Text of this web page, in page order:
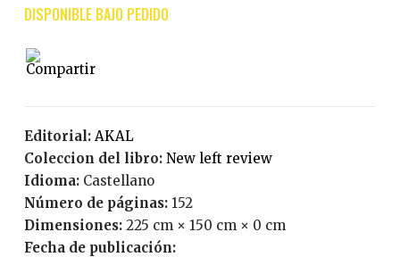
Editorial:
AKAL
Coleccion del libro:
New left review
Idioma:
Castellano
Número de páginas: 152
Dimensiones: 225 cm × 150 cm × 0 cm
Fecha de publicación: